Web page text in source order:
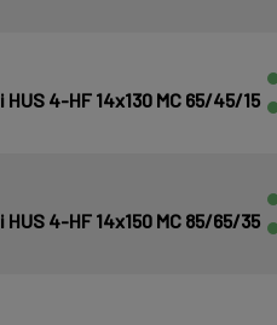
4-HF 14x130 MC 65/45/15
4-HF 14x150 MC 85/65/35